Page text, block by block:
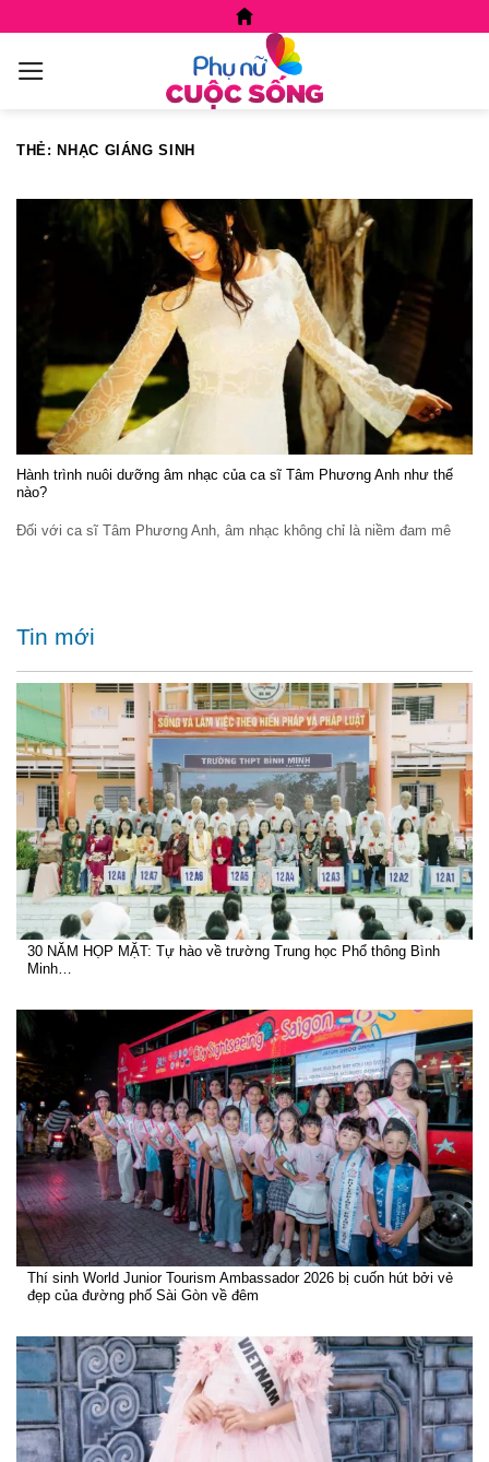
content
THẺ: NHẠC GIÁNG SINH
Hành trình nuôi dưỡng âm nhạc của ca sĩ Tâm Phương Anh như thế
nào?
Đối với ca sĩ Tâm Phương Anh, âm nhạc không chỉ là niềm đam mê
Tin mới
30 NĂM HỌP MẶT: Tự hào về trường Trung học Phổ thông Bình
Minh…
Thí sinh World Junior Tourism Ambassador 2026 bị cuốn hút bởi vẻ
đẹp của đường phố Sài Gòn về đêm